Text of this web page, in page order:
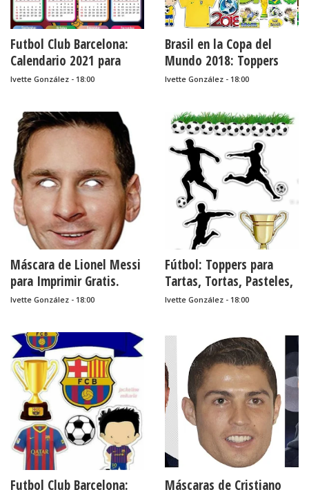
Futbol Club Barcelona:
Calendario 2021 para
Imprimir Gratis.
Ivette González - 18:00
Brasil en la Copa del
Mundo 2018: Toppers
para Tartas, Tortas,
Cakes para Imprimir
Gratis.
Ivette González - 18:00
Máscara de Lionel Messi
para Imprimir Gratis.
Ivette González - 18:00
Fútbol: Toppers para
Tartas, Tortas, Pasteles,
Bizcochos o Cakes para
Ivette González - 18:00
Futbol Club Barcelona:
Máscaras de Cristiano